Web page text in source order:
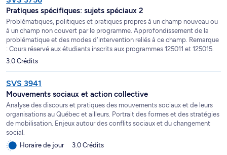
Pratiques spécifiques: sujets spéciaux 2
Problématiques, politiques et pratiques propres à un champ nouveau ou
à un champ non couvert par le programme. Approfondissement de la
problématique et des modes d'intervention reliés à ce champ. Remarque
: Cours réservé aux étudiants inscrits aux programmes 125011 et 125015.
3.0 Crédits
SVS 3941
Mouvements sociaux et action collective
Analyse des discours et pratiques des mouvements sociaux et de leurs
organisations au Québec et ailleurs. Portrait des formes et des stratégies
de mobilisation. Enjeux autour des conflits sociaux et du changement
social.
Horaire de jour
3.0 Crédits